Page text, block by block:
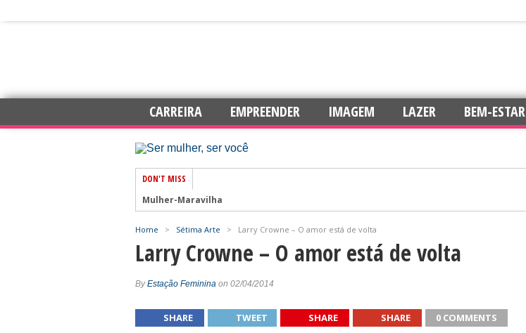
CARREIRA EMPREENDER IMAGEM LAZER BEM-ESTAR
DON'T MISS
Mulher-Maravilha
Amar e Ser Livre
Esperança
Feng Shui para melhorar a energia da sua casa
Home > Sétima Arte > Larry Crowne – O amor está de volta
Larry Crowne – O amor está de volta
ByEstação Feminina on 02/04/2014
SHARE TWEET SHARE SHARE 0 COMMENTS